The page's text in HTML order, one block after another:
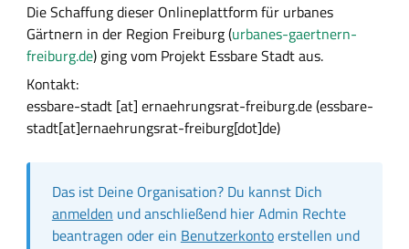
b
u
n
g
Die Schaffung dieser Onlineplattform für urbanes
Gärtnern in der Region Freiburg (urbanes-gaertnern-
freiburg.de) ging vom Projekt Essbare Stadt aus.
Kontakt:
essbare-stadt[at] ernaehrungsrat-freiburg.de(essbare-
stadt[at]ernaehrungsrat-freiburg[dot]de)
Das ist Deine Organisation? Du kannst Dich
anmelden und anschließend hier Admin Rechte
beantragen oder ein Benutzerkontoerstellen und